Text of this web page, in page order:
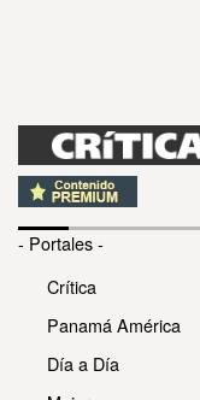
- Portales -
Crítica
Panamá América
Día a Día